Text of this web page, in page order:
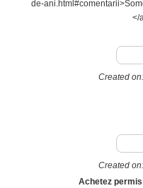
de-
</
Created on:
Created on:
Achetez